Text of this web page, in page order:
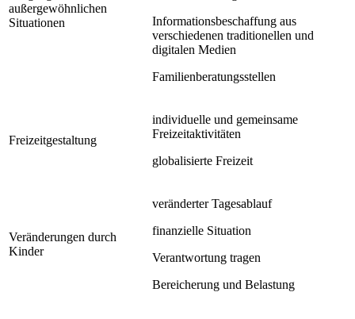
außergewöhnlichen
Situationen
Informationsbeschaffung aus
verschiedenen traditionellen und
digitalen Medien
Familienberatungsstellen
Freizeitgestaltung
individuelle und gemeinsame
Freizeitaktivitäten
globalisierte Freizeit
Veränderungen durch
Kinder
veränderter Tagesablauf
finanzielle Situation
Verantwortung tragen
Bereicherung und Belastung